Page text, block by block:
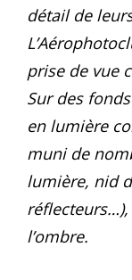
détail de
prise de vue
Sur des
en lumière
muni de
lumière, nid
l’ombre.